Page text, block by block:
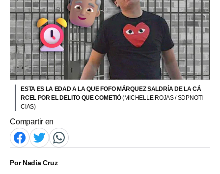
ESTA ES LA EDAD A LA QUE FOFO MÁRQUEZ SALDRÍA DE LA CÁ
RCEL POR EL DELITO QUE COMETIÓ(MICHELLE ROJAS / SDPNOTI
CIAS)
Compartir en
PorNadia Cruz